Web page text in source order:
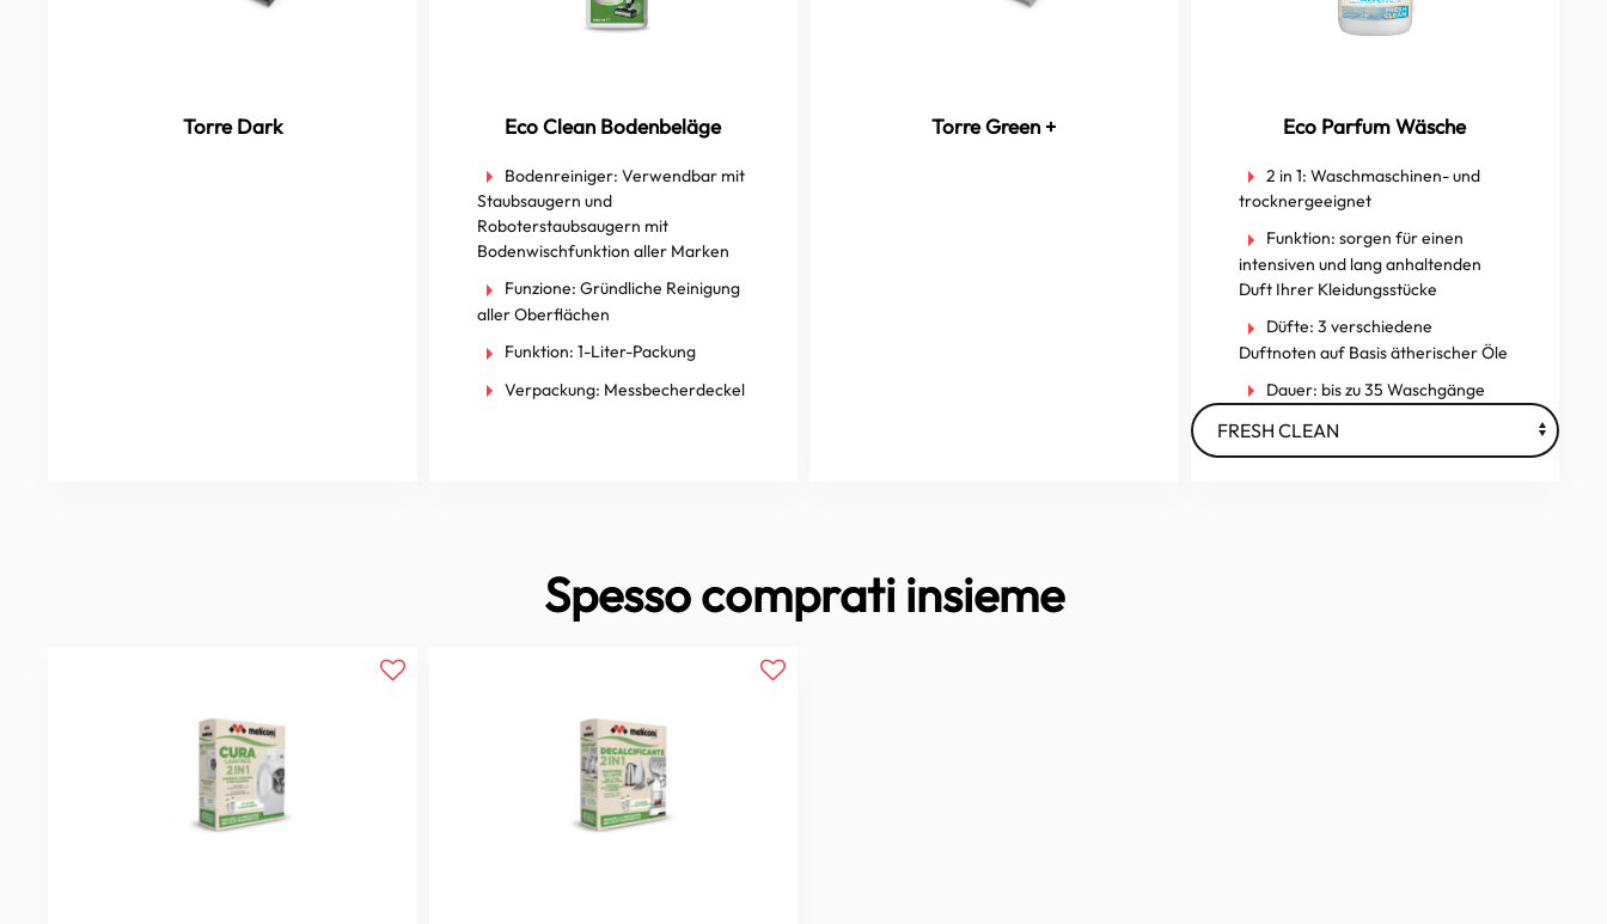
Torre Dark Eco Clean Bodenbeläge
Bodenreiniger: Verwendbar mit
Staubsaugern und
Roboterstaubsaugern mit
Bodenwischfunktion aller Marken
Funzione: Gründliche Reinigung
aller Oberflächen
Funktion: 1-Liter-Packung
Verpackung: Messbecherdeckel
Torre Green + Eco Parfum Wäsche
2 in 1: Waschmaschinen- und
trocknergeeignet
Funktion: sorgen für einen
intensiven und lang anhaltenden
Duft Ihrer Kleidungsstücke
Düfte: 3 verschiedene
Duftnoten auf Basis ätherischer Öle
Dauer: bis zu 35 Waschgänge
Spesso comprati insieme